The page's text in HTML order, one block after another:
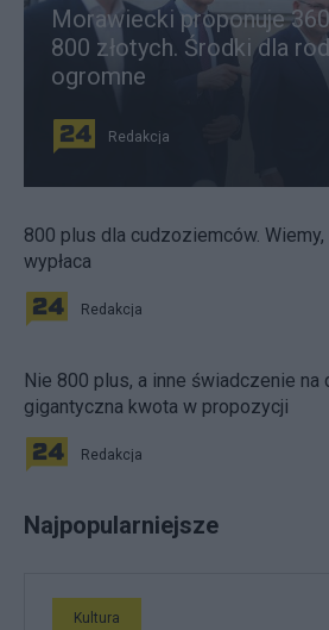
Morawiecki proponuje
800 złotych. Środki dla
ogromne
Redakcja
800 plus dla cudzoziemców.
wypłaca
Redakcja
Nie 800 plus, a inne świadczenie na
gigantyczna kwota w propozycji
Redakcja
Najpopularniejsze
Kultura